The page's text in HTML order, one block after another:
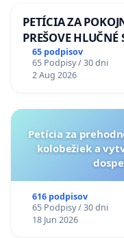
PETÍCIA ZA
PREŠOVE HLUČNÉ
LEN OD 9.00 DO
TÝŽDEŇ CIEĽ 8.00
KONTROLA
65 podpisov
65 Podpisy / 30 dni
2 Aug 2026
Petícia za
kolobežiek a
616 podpisov
65 Podpisy / 30 dni
18 Jun 2026